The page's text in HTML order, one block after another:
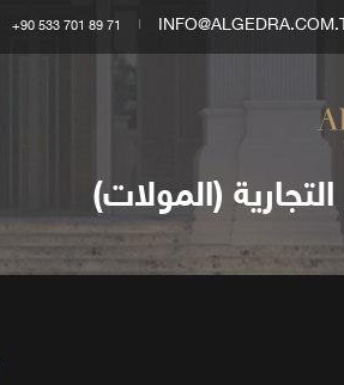
+90 533 701 89 71
(المولات)